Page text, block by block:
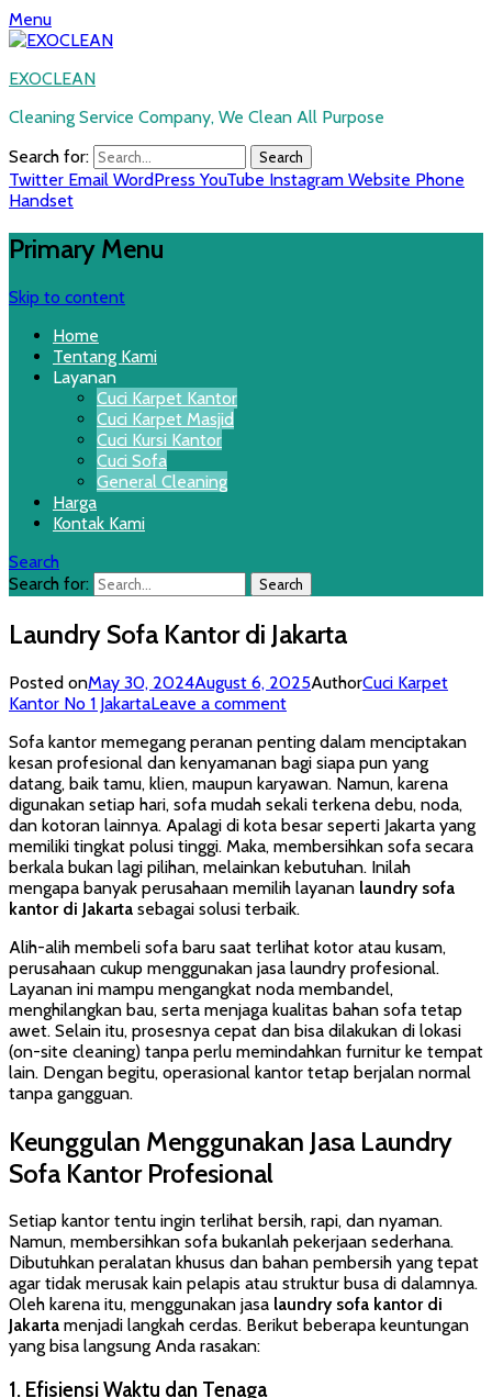
Menu
EXOCLEAN
Cleaning Service Company, We Clean All Purpose
Search for:
Twitter Email WordPress YouTube Instagram Website Phone
Handset
Primary Menu
Skip to content
Home
Tentang Kami
Layanan
Cuci Karpet Kantor
Cuci Karpet Masjid
Cuci Kursi Kantor
Cuci Sofa
General Cleaning
Harga
Kontak Kami
Search
Search for:
Laundry Sofa Kantor di Jakarta
Posted onMay 30, 2024August 6, 2025AuthorCuci Karpet
Kantor No 1 JakartaLeave a comment
Sofa kantor memegang peranan penting dalam menciptakan
kesan profesional dan kenyamanan bagi siapa pun yang
datang, baik tamu, klien, maupun karyawan. Namun, karena
digunakan setiap hari, sofa mudah sekali terkena debu, noda,
dan kotoran lainnya. Apalagi di kota besar seperti Jakarta yang
memiliki tingkat polusi tinggi. Maka, membersihkan sofa secara
berkala bukan lagi pilihan, melainkan kebutuhan. Inilah
mengapa banyak perusahaan memilih layanan laundry sofa
kantor di Jakarta sebagai solusi terbaik.
Alih-alih membeli sofa baru saat terlihat kotor atau kusam,
perusahaan cukup menggunakan jasa laundry profesional.
Layanan ini mampu mengangkat noda membandel,
menghilangkan bau, serta menjaga kualitas bahan sofa tetap
awet. Selain itu, prosesnya cepat dan bisa dilakukan di lokasi
(on-site cleaning) tanpa perlu memindahkan furnitur ke tempat
lain. Dengan begitu, operasional kantor tetap berjalan normal
tanpa gangguan.
Keunggulan Menggunakan Jasa Laundry
Sofa Kantor Profesional
Setiap kantor tentu ingin terlihat bersih, rapi, dan nyaman.
Namun, membersihkan sofa bukanlah pekerjaan sederhana.
Dibutuhkan peralatan khusus dan bahan pembersih yang tepat
agar tidak merusak kain pelapis atau struktur busa di dalamnya.
Oleh karena itu, menggunakan jasa laundry sofa kantor di
Jakarta menjadi langkah cerdas. Berikut beberapa keuntungan
yang bisa langsung Anda rasakan:
1. Efisiensi Waktu dan Tenaga